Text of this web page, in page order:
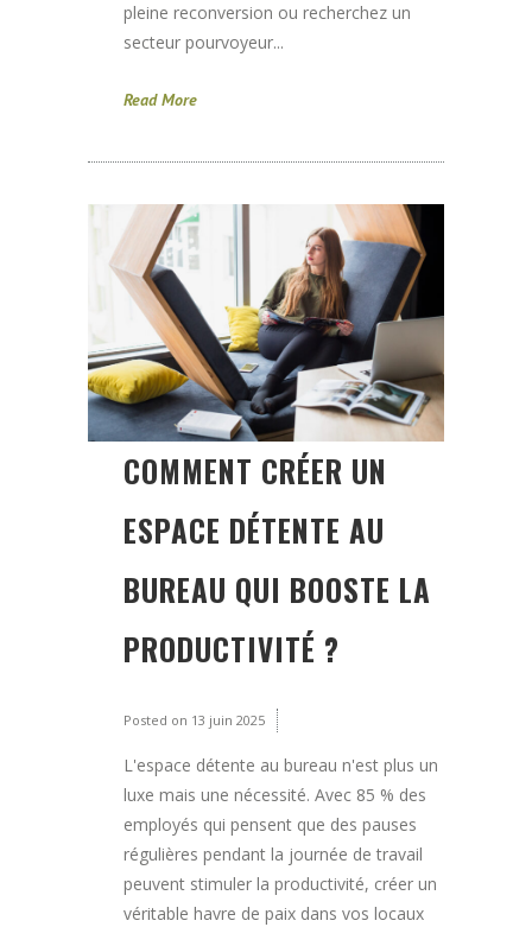
pleine reconversion ou recherchez un
secteur pourvoyeur...
Read More
COMMENT CRÉER UN
ESPACE DÉTENTE AU
BUREAU QUI BOOSTE LA
PRODUCTIVITÉ ?
Posted on 13 juin 2025
L'espace détente au bureau n'est plus un
luxe mais une nécessité. Avec 85 % des
employés qui pensent que des pauses
régulières pendant la journée de travail
peuvent stimuler la productivité, créer un
véritable havre de paix dans vos locaux